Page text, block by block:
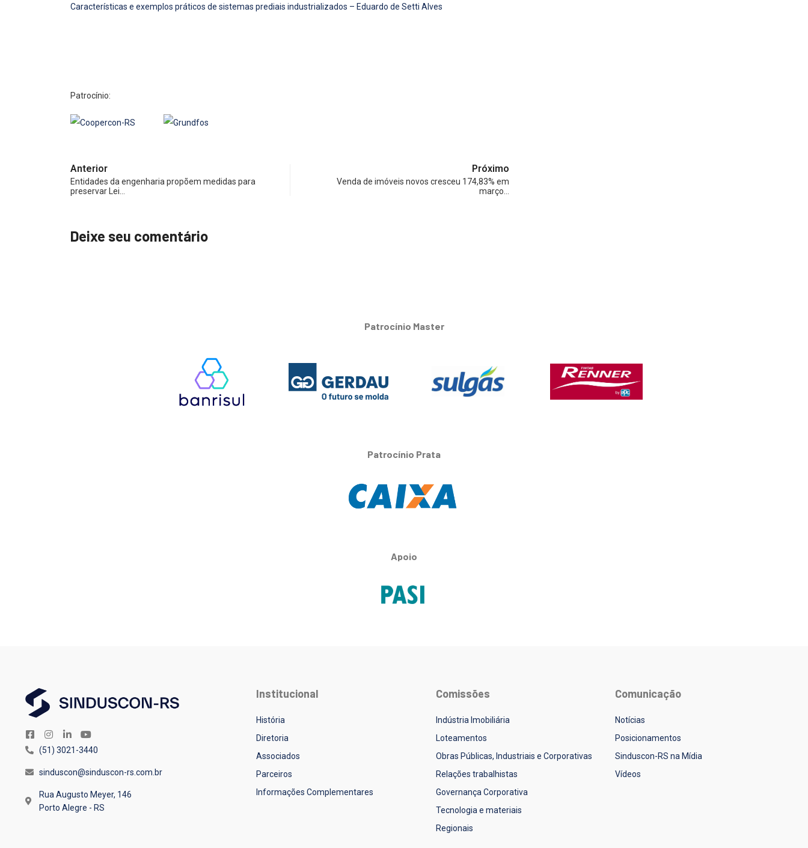
Características e exemplos práticos de sistemas prediais industrializados – Eduardo de Setti Alves
Patrocínio:
Anterior
Entidades da engenharia propõem medidas para
preservar Lei…
Próximo
Venda de imóveis novos cresceu 174,83% em
março…
Deixe seu comentário
Patrocínio Master
Patrocínio Prata
Apoio
(51) 3021-3440
sinduscon@sinduscon-rs.com.br
Rua Augusto Meyer, 146
Porto Alegre - RS
Institucional
História
Diretoria
Associados
Parceiros
Informações Complementares
Comissões
Indústria Imobiliária
Loteamentos
Obras Públicas, Industriais e Corporativas
Relações trabalhistas
Governança Corporativa
Tecnologia e materiais
Regionais
Comunicação
Notícias
Posicionamentos
Sinduscon-RS na Mídia
Vídeos